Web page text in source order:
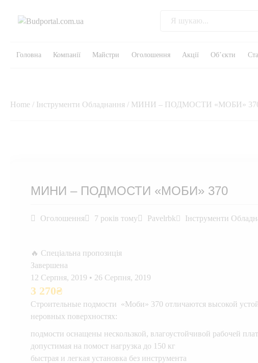
Головна Компанії Майстри Оголошення Акції Об’єкти
Home / Інструменти Обладнання / МИНИ – ПОДМОСТИ «МОБИ»
МИНИ – ПОДМОСТИ «МОБИ» 370
Оголошення 7 років тому Pavelrbk Інструменти
🔥 Спеціальна пропозиція
Завершена
12 Серпня, 2019 • 26 Серпня, 2019
3 270₴
Строительные подмости «Моби» 370 отличаются высокой
неровных поверхностях:
подмости оснащены нескользкой, влагоустойчивой рабочей
допустимая на помост нагрузка до 150 кг
быстрая и легкая установка без инструмента